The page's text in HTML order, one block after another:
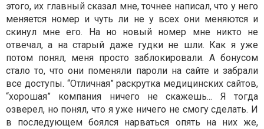
этого, их главный сказал мне, точнее написал, что у него
меняется номер и чуть ли не у всех они меняются и
скинул мне его. На но новый номер мне никто не
отвечал, а на старый даже гудки не шли. Как я уже
потом понял, меня просто заблокировали. А бонусом
стало то, что они поменяли пароли на сайте и забрали
все доступы. “Отличная” раскрутка медицинских сайтов,
“хорошая” компания ничего не скажешь... Я тогда
озверел, но понял, что я уже ничего не смогу сделать. И
в последующем боялся нарваться опять на них же,